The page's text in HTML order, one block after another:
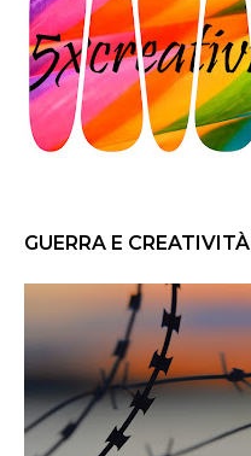
GUERRA E CREATIVITÀ